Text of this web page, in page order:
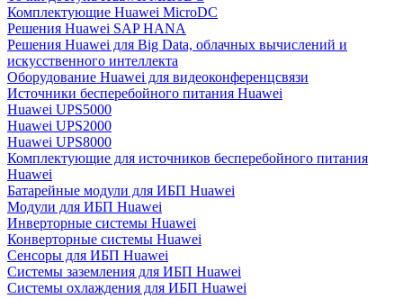
Комплектующие Huawei MicroDC
Решения Huawei SAP HANA
Решения Huawei для Big Data, облачных вычислений и
искусственного интеллекта
Оборудование Huawei для видеоконференцсвязи
Источники бесперебойного питания Huawei
Huawei UPS5000
Huawei UPS2000
Huawei UPS8000
Комплектующие для источников бесперебойного питания
Huawei
Батарейные модули для ИБП Huawei
Модули для ИБП Huawei
Инверторные системы Huawei
Конверторные системы Huawei
Сенсоры для ИБП Huawei
Системы заземления для ИБП Huawei
Системы охлаждения для ИБП Huawei